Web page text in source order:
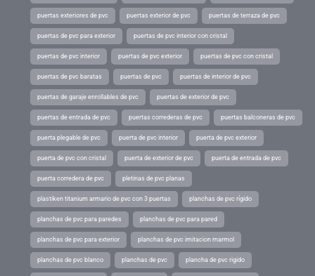
puertas exteriores de pvc puertas exterior de pvc puertas de terraza de pvc
puertas de pvc para exterior puertas de pvc interior con cristal
puertas de pvc interior puertas de pvc exterior puertas de pvc con cristal
puertas de pvc baratas puertas de pvc puertas de interior de pvc
puertas de garaje enrollables de pvc puertas de exterior de pvc
puertas de entrada de pvc puertas correderas de pvc puertas balconeras de pvc
puerta plegable de pvc puerta de pvc interior puerta de pvc exterior
puerta de pvc con cristal puerta de exterior de pvc puerta de entrada de pvc
puerta corredera de pvc pletinas de pvc planas
plastiken titanium armario de pvc con 3 puertas planchas de pvc rígido
planchas de pvc para paredes planchas de pvc para pared
planchas de pvc para exterior planchas de pvc imitacion marmol
planchas de pvc blanco planchas de pvc plancha de pvc rigido